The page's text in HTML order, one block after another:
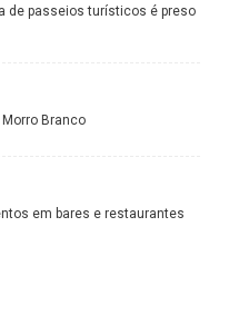
de passeios turísticos é preso
Branco
em bares e restaurantes